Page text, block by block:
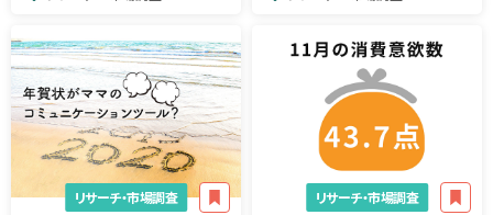
キング
リサーチ・市場調査 リサーチ・市場調査